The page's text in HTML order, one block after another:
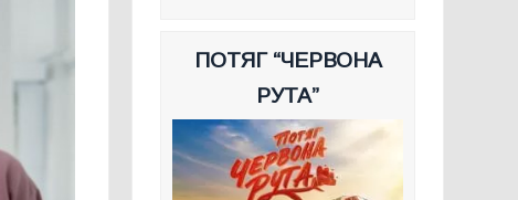
ПОТЯГ “ЧЕРВОНА
РУТА”